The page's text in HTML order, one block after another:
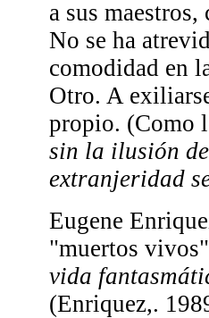
a sus
No se ha
comodidad en
Otro. A
propio. (Como
sin la ilusión
extranjeridad
Eugene
"muertos
vida
(Enriquez,.